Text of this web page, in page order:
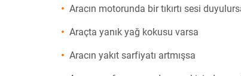
Aracın motorunda bir tıkırtı sesi
Araçta yanık yağ kokusu varsa
Aracın yakıt sarfiyatı artmışsa